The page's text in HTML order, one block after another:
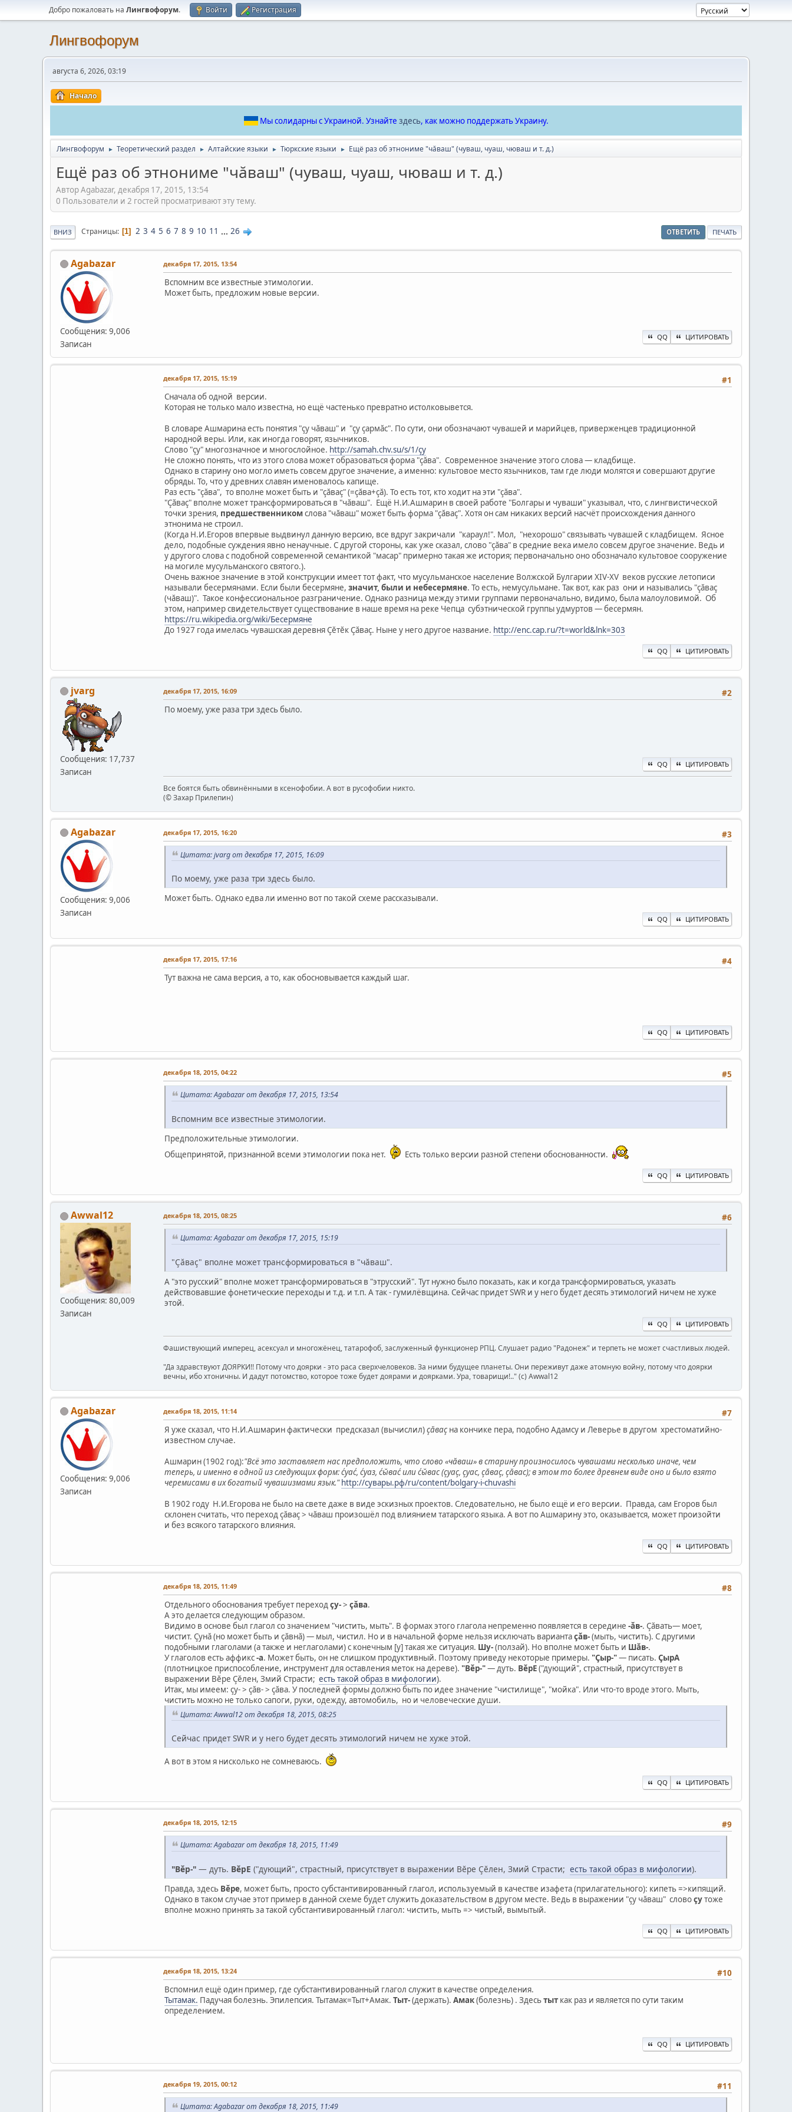
Добро пожаловать на Лингвофорум. Войти Регистрация
Лингвофорум
августа 6, 2026, 03:19
Начало
Мы солидарны с Украиной. Узнайте здесь, как можно поддержать Украину.
Лингвофорум ► Теоретический раздел ► Алтайские языки ► Тюркские языки ► Ещё раз об этнониме "чăваш" (чуваш, чуаш, чюваш и т. д.)
Ещё раз об этнониме "чăваш" (чуваш, чуаш, чюваш и т. д.)
Автор Agabazar, декабря 17, 2015, 13:54
0 Пользователи и 2 гостей просматривают эту тему.
ОТВЕТИТЬ ПЕЧАТЬ
ВНИЗ Страницы 1 2 3 4 5 6 7 8 9 10 11 ... 26
Agabazar
Сообщения: 9,006
Записан
декабря 17, 2015, 13:54
Вспомним все известные этимологии.
Может быть, предложим новые версии.
QQ ЦИТИРОВАТЬ
#1
декабря 17, 2015, 15:19
Сначала об одной версии.
Которая не только мало известна, но ещё частенько превратно истолковывется.
В словаре Ашмарина есть понятия "çу чăваш" и "çу çармăс". По сути, они обозначают чувашей и марийцев, приверженцев традиционной
народной веры. Или, как иногда говорят, язычников.
Слово "çу" многозначное и многослойное. http://samah.chv.su/s/1/çу
Не сложно понять, что из этого слова может образоваться форма "çăва". Современное значение этого слова — кладбище.
Однако в старину оно могло иметь совсем другое значение, а именно: культовое место язычников, там где люди молятся и совершают другие
обряды. То, что у древних славян именовалось капище.
Раз есть "çăва", то вполне может быть и "çăваç" (=çăва+çă). То есть тот, кто ходит на эти "çăва".
"Çăваç" вполне может трансформироваться в "чăваш". Ещё Н.И.Ашмарин в своей работе "Болгары и чуваши" указывал, что, с лингвистической
точки зрения, предшественникомслова "чăваш" может быть форма "çăваç". Хотя он сам никаких версий насчёт происхождения данного
этнонима не строил.
(Когда Н.И.Егоров впервые выдвинул данную версию, все вдруг закричали "караул!". Мол, "нехорошо" связывать чувашей с кладбищем. Ясное
дело, подобные суждения явно ненаучные. С другой стороны, как уже сказал, слово "çăва" в средние века имело совсем другое значение. Ведь и
у другого слова с подобной современной семантикой "масар" примерно такая же история; первоначально оно обозначало культовое сооружение
на могиле мусульманского святого.).
Очень важное значение в этой конструкции имеет тот факт, что мусульманское население Волжской Булгарии XIV-XV веков русские летописи
называли бесермянами. Если были бесермяне, значит, были и небесермяне. То есть, немусульмане. Так вот, как раз они и назывались "çăваç
(чăваш)". Такое конфессиональное разграничение. Однако разница между этими группами первоначально, видимо, была малоуловимой. Об
этом, например свидетельствует существование в наше время на реке Чепца субэтнической группы удмуртов — бесермян.
https://ru.wikipedia.org/wiki/Бесермяне
До 1927 года имелась чувашская деревня Çĕтĕк Çăваç. Ныне у него другое название. http://enc.cap.ru/?t=world&lnk=303
QQ ЦИТИРОВАТЬ
jvarg
Сообщения: 17,737
Записан
#2
декабря 17, 2015, 16:09
По моему, уже раза три здесь было.
QQ ЦИТИРОВАТЬ
Все боятся быть обвинёнными в ксенофобии. А вот в русофобии никто.
(© Захар Прилепин)
Agabazar
Сообщения: 9,006
Записан
#3
декабря 17, 2015, 16:20
Цитата: jvarg от декабря 17, 2015, 16:09
По моему, уже раза три здесь было.
Может быть. Однако едва ли именно вот по такой схеме рассказывали.
QQ ЦИТИРОВАТЬ
#4
декабря 17, 2015, 17:16
Тут важна не сама версия, а то, как обосновывается каждый шаг.
QQ ЦИТИРОВАТЬ
#5
декабря 18, 2015, 04:22
Цитата: Agabazar от декабря 17, 2015, 13:54
Вспомним все известные этимологии.
Предположительные этимологии.
Общепринятой, признанной всеми этимологии пока нет.
Есть только версии разной степени обоснованности.
QQ ЦИТИРОВАТЬ
Awwal12
Сообщения: 80,009
Записан
#6
декабря 18, 2015, 08:25
Цитата: Agabazar от декабря 17, 2015, 15:19
"Çăваç" вполне может трансформироваться в "чăваш".
А "это русский" вполне может трансформироваться в "этрусский". Тут нужно было показать, как и когда трансформироваться, указать
действовавшие фонетические переходы и т.д. и т.п. А так - гумилёвщина. Сейчас придет SWR и у него будет десять этимологий ничем не хуже
этой.
QQ ЦИТИРОВАТЬ
Фашиствующий имперец, асексуал и многожёнец, татарофоб, заслуженный функционер РПЦ. Слушает радио "Радонеж" и терпеть не может счастливых людей.
"Да здравствуют ДОЯРКИ!! Потому что доярки - это раса сверхчеловеков. За ними будущее планеты. Они переживут даже атомную войну, потому что доярки
вечны, ибо хтоничны. И дадут потомство, которое тоже будет доярами и доярками. Ура, товарищи!.." (c) Awwal12
Agabazar
Сообщения: 9,006
Записан
#7
декабря 18, 2015, 11:14
Я уже сказал, что Н.И.Ашмарин фактически предсказал (вычислил)çăваç на кончике пера, подобно Адамсу и Леверье в другом хрестоматийно-
известном случае.
Ашмарин (1902 год):"Всё это заставляет нас предположить, что слово «чăваш» в старину произносилось чувашами несколько иначе, чем
теперь, и именно в одной из следующих форм: ćуаć, ćуаз, ćы̆ваć или ćы̆вас (çуаç, çуас, çăваç, çăвас); в этом то более древнем виде оно и было взято
черемисами в их богатый чувашизмами язык." http://сувары.рф/ru/content/bolgary-i-chuvashi
В 1902 году Н.И.Егорова не было на свете даже в виде эскизных проектов. Следовательно, не было ещё и его версии. Правда, сам Егоров был
склонен считать, что переход çăваç > чăваш произошёл под влиянием татарского языка. А вот по Ашмарину это, оказывается, может произойти
и без всякого татарского влияния.
QQ ЦИТИРОВАТЬ
#8
декабря 18, 2015, 11:49
Отдельного обоснования требует переходçу-> çăва.
А это делается следующим образом.
Видимо в основе был глагол со значением "чистить, мыть". В формах этого глагола непременно появляется в середине -ăв-. Çăвать— моет,
чистит. Çунă (но может быть и çăвнă) — мыл, чистил. Но и в начальной форме нельзя исключать вариантаçăв-(мыть, чистить). С другими
подобными глаголами (а также и неглаголами) с конечным [у] такая же ситуация. Шу-(ползай). Но вполне может быть и Шăв-.
У глаголов есть аффикс-а. Может быть, он не слишком продуктивный. Поэтому приведу некоторые примеры. "Çыр-"— писать. ÇырА
(плотницкое приспособление, инструмент для оставления меток на дереве). "Вĕр-"— дуть. ВĕрЕ("дующий", страстный, присутствует в
выражении Вĕре Çĕлен, Змий Страсти; есть такой образ в мифологии).
Итак, мы имеем: çу- > çăв- > çăва. У последней формы должно быть по идее значение "чистилище", "мойка". Или что-то вроде этого. Мыть,
чистить можно не только сапоги, руки, одежду, автомобиль, но и человеческие души.
Цитата: Awwal12 от декабря 18, 2015, 08:25
Сейчас придет SWR и у него будет десять этимологий ничем не хуже этой.
А вот в этом я нисколько не сомневаюсь.
QQ ЦИТИРОВАТЬ
#9
декабря 18, 2015, 12:15
Цитата: Agabazar от декабря 18, 2015, 11:49
"Вĕр-" — дуть. ВĕрЕ ("дующий", страстный, присутствует в выражении Вĕре Çĕлен, Змий Страсти; есть такой образ в мифологии).
Правда, здесь Вĕре, может быть, просто субстантивированный глагол, используемый в качестве изафета (прилагательного): кипеть =>кипящий.
Однако в таком случае этот пример в данной схеме будет служить доказательством в другом месте. Ведь в выражении "çу чăваш" словоçутоже
вполне можно принять за такой субстантивированный глагол: чистить, мыть => чистый, вымытый.
QQ ЦИТИРОВАТЬ
#10
декабря 18, 2015, 13:24
Вспомнил ещё один пример, где субстантивированный глагол служит в качестве определения.
Тытамак. Падучая болезнь. Эпилепсия. Тытамак=Тыт+Амак. Тыт-(держать). Амак(болезнь) . Здесьтыт как раз и является по сути таким
определением.
QQ ЦИТИРОВАТЬ
#11
декабря 19, 2015, 00:12
Цитата: Agabazar от декабря 18, 2015, 11:49